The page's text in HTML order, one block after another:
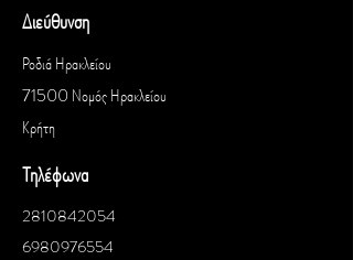
Διεύθυνση
Ροδιά Ηρακλείου
71500 Νομός Ηρακλείου
Κρήτη
Τηλέφωνα
2810842054
6980976554